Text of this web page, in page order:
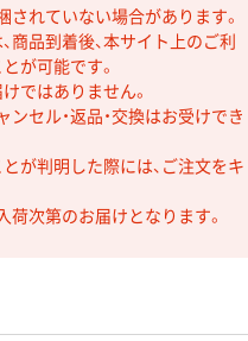
されていない場合があります。
商品到着後、本サイト上のご利
が可能です。
ではありません。
セル・返品・交換はお受けでき
が判明した際には、ご注文をキ
荷次第のお届けとなります。